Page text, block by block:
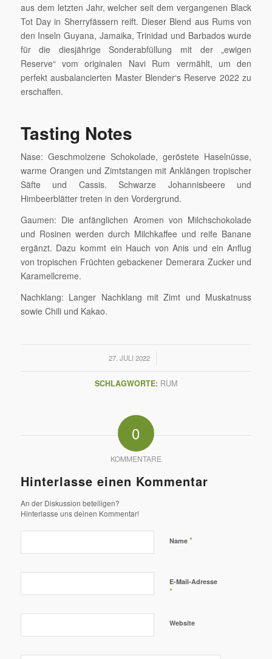
aus dem letzten Jahr, welcher seit dem vergangenen Black
Tot Day in Sherryfässern reift. Dieser Blend aus Rums von
den Inseln Guyana, Jamaika, Trinidad und Barbados wurde
für die diesjährige Sonderabfüllung mit der „ewigen
Reserve“ vom originalen Navi Rum vermählt, um den
perfekt ausbalancierten Master Blender‘s Reserve 2022 zu
erschaffen.
Tasting Notes
Nase: Geschmolzene Schokolade, geröstete Haselnüsse,
warme Orangen und Zimtstangen mit Anklängen tropischer
Säfte und Cassis. Schwarze Johannisbeere und
Himbeerblätter treten in den Vordergrund.
Gaumen: Die anfänglichen Aromen von Milchschokolade
und Rosinen werden durch Milchkaffee und reife Banane
ergänzt. Dazu kommt ein Hauch von Anis und ein Anflug
von tropischen Früchten gebackener Demerara Zucker und
Karamellcreme.
Nachklang: Langer Nachklang mit Zimt und Muskatnuss
sowie Chili und Kakao.
27. JULI 2022
/
SCHLAGWORTE: RUM
0
KOMMENTARE
Hinterlasse einen Kommentar
An der Diskussion beteiligen?
Hinterlasse uns deinen Kommentar!
Name *
E-Mail-Adresse
*
Website